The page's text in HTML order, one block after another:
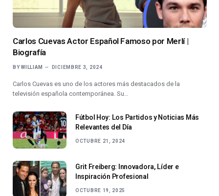
Carlos Cuevas Actor Español Famoso por Merlí |
Biografía
BY WILLIAM DICIEMBRE 3, 2024
Carlos Cuevas es uno de los actores más destacados de la
televisión española contemporánea. Su…
Fútbol Hoy: Los Partidos y Noticias Más
Relevantes del Día
OCTUBRE 21, 2024
Grit Freiberg: Innovadora, Líder e
Inspiración Profesional
OCTUBRE 19, 2025